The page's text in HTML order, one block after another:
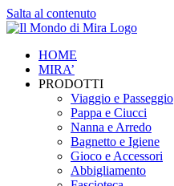
Salta al contenuto
HOME
MIRA’
PRODOTTI
Viaggio e Passeggio
Pappa e Ciucci
Nanna e Arredo
Bagnetto e Igiene
Gioco e Accessori
Abbigliamento